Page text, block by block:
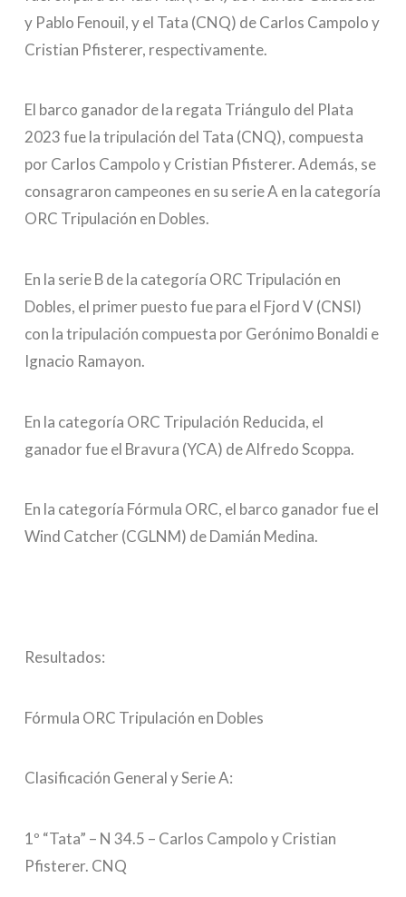
y Pablo Fenouil, y el Tata (CNQ) de Carlos Campolo y
Cristian Pfisterer, respectivamente.
El barco ganador de la regata Triángulo del Plata
2023 fue la tripulación del Tata (CNQ), compuesta
por Carlos Campolo y Cristian Pfisterer. Además, se
consagraron campeones en su serie A en la categoría
ORC Tripulación en Dobles.
En la serie B de la categoría ORC Tripulación en
Dobles, el primer puesto fue para el Fjord V (CNSI)
con la tripulación compuesta por Gerónimo Bonaldi e
Ignacio Ramayon.
En la categoría ORC Tripulación Reducida, el
ganador fue el Bravura (YCA) de Alfredo Scoppa.
En la categoría Fórmula ORC, el barco ganador fue el
Wind Catcher (CGLNM) de Damián Medina.
Resultados:
Fórmula ORC Tripulación en Dobles
Clasificación General y Serie A:
1º “Tata” – N 34.5 – Carlos Campolo y Cristian
Pfisterer. CNQ